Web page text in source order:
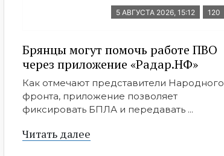
5 АВГУСТА 2026, 15:12 120
Брянцы могут помочь работе ПВО
через приложение «Радар.НФ»
Как отмечают представители Народного
фронта, приложение позволяет
фиксировать БПЛА и передавать ...
Читать далее